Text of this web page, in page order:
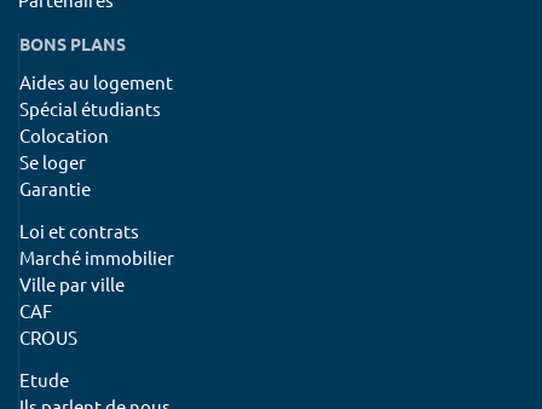
BONS PLANS
Aides au logement
Spécial étudiants
Colocation
Se loger
Garantie
Loi et contrats
Marché immobilier
Ville par ville
CAF
CROUS
Etude